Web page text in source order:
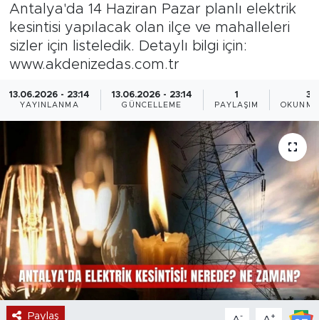
Antalya'da 14 Haziran Pazar planlı elektrik
kesintisi yapılacak olan ilçe ve mahalleleri
sizler için listeledik. Detaylı bilgi için:
www.akdenizedas.com.tr
13.06.2026 - 23:14
YAYINLANMA
13.06.2026 - 23:14
GÜNCELLEME
1
PAYLAŞIM
3
Paylaş - +
Kültür- Sanat
Magazin
Özel Haber
Politika
Resmi İlanlar
Sağlık
Spor
Turizm
Haber Arşivi